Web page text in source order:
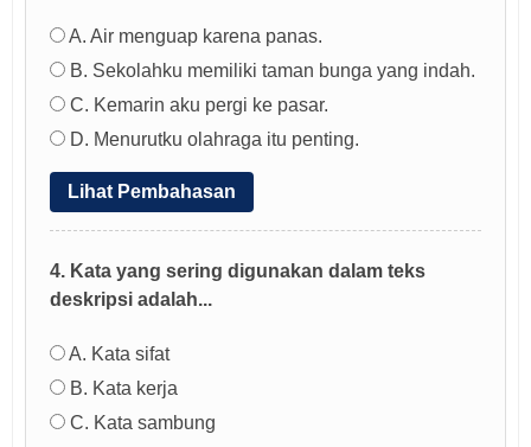
A. Air menguap karena panas.
B. Sekolahku memiliki taman bunga yang indah.
C. Kemarin aku pergi ke pasar.
D. Menurutku olahraga itu penting.
Lihat Pembahasan
4. Kata yang sering digunakan dalam teks
deskripsi adalah...
A. Kata sifat
B. Kata kerja
C. Kata sambung